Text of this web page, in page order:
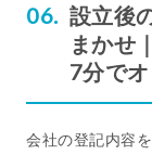
設立後
まかせ
7分で
会社の登記内容